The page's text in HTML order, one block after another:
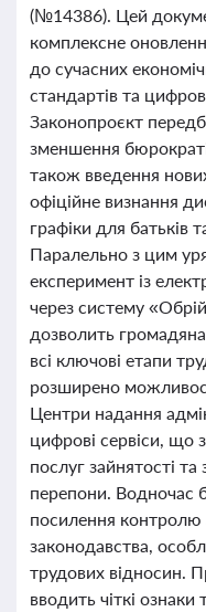
(№14386). Цей
комплексне
до сучасних
стандартів та
Законопроєкт
зменшення
також введення
офіційне визнання
графіки для батьків
Паралельно з цим
експеримент із
через систему
дозволить
всі ключові етапи
розширено
Центри надання
цифрові сервіси, що
послуг зайнятості
перепони. Водночас
посилення
законодавства,
трудових відносин.
вводить чіткі